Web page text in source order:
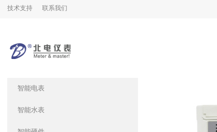
技术支持 联系我们
PRODUCTS
智能电表
智能水表